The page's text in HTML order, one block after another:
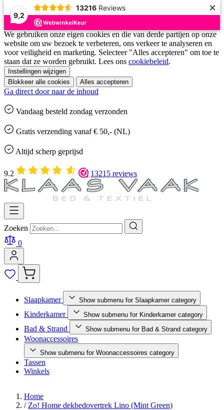
9,2
13216 Reviews ×
We gebruiken onze eigen cookies en die van derde partijen op onze
website om uw bezoek te verbeteren, ons verkeer te analyseren en
voor veiligheid en marketing. Selecteer "Alles accepteren" om toe te
staan dat ze worden gebruikt. Lees ons cookiebeleid.
Instellingen wijzigen
Blokkeer alle cookies
Alles accepteren
Ga direct door naar de inhoud
Vandaag besteld zondag verzonden
Gratis verzending vanaf € 50,- (NL)
Altijd scherp geprijsd
9.2 13215 reviews
Zoeken
0
Slaapkamer Show submenu for Slaapkamer category
Kinderkamer Show submenu for Kinderkamer category
Bad & Strand Show submenu for Bad & Strand category
Woonaccessoires
Show submenu for Woonaccessoires category
Tassen
Winkels
Home
/ Zo! Home dekbedovertrek Lino (Mint Green)